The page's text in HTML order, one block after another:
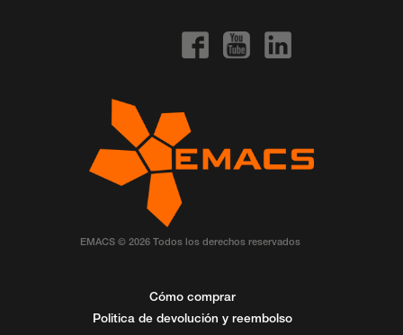
EMACS © 2026 Todos los derechos reservados
Cómo comprar
Politica de devolución y reembolso